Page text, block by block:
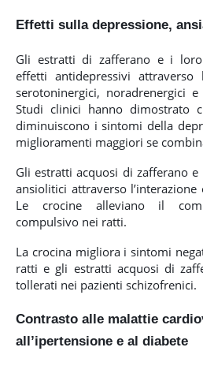
Effetti sulla depressione,
Gli estratti di zafferano e i loro
effetti antidepressivi attraverso
serotoninergici, noradrenergici
Studi clinici hanno dimostrato
diminuiscono i sintomi della
miglioramenti maggiori se
Gli estratti acquosi di zafferano
ansiolitici attraverso
Le crocine alleviano il
compulsivo nei ratti.
La crocina migliora i sintomi
ratti e gli estratti acquosi di
tollerati nei pazienti schizofrenici.
Contrasto alle malattie
all’ipertensione e al diabete